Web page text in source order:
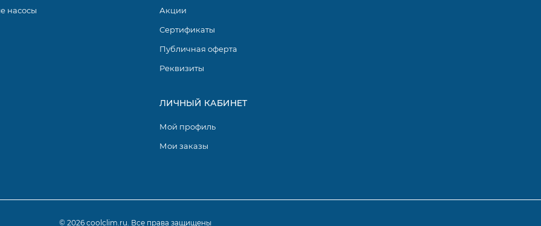
насосы
Акции
Сертификаты
Публичная оферта
Реквизиты
ЛИЧНЫЙ КАБИНЕТ
Мой профиль
Мои заказы
© 2026 coolclim.ru. Все права защищены